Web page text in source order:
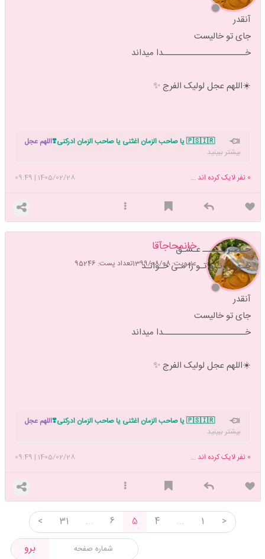
آنقدر
جای تو خالیست
خـــــــــــــــــــــــدا میداند
☀️اللهم عجل لولیک الفرج ✨
🇵🇸🇮🇷 یا صاحب الزمان اغثنی یا صاحب الزمان ادرکنی❣️
اللهم عجل
لولیک الفرج بحق زینب الکبری س
بیشتر ببینید
1405/02/28
|
09:49 0 نفر لایک کرده اند ...
خانمحاجآقا
عضویت: 1399/08/08 تعداد پست: 95246
حـضـرتــــــ عـشـق
جـهـان نـام تـو را مـی خـوانـد
آنقدر
جای تو خالیست
خـــــــــــــــــــــــدا میداند
☀️اللهم عجل لولیک الفرج ✨
🇵🇸🇮🇷 یا صاحب الزمان اغثنی یا صاحب الزمان ادرکنی❣️
اللهم عجل
لولیک الفرج بحق زینب الکبری س
بیشتر ببینید
1405/02/28
|
09:49 0 نفر لایک کرده اند ...
>
1
...
4
5
6
...
31
<
برو